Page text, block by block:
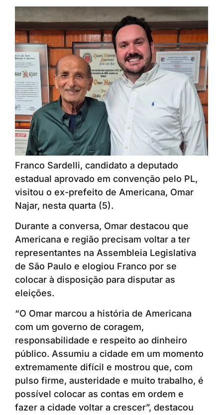
Franco Sardelli, candidato a deputado
estadual aprovado em convenção pelo PL,
visitou o ex-prefeito de Americana, Omar
Najar, nesta quarta (5).
Durante a conversa, Omar destacou que
Americana e região precisam voltar a ter
representantes na Assembleia Legislativa
de São Paulo e elogiou Franco por se
colocar à disposição para disputar as
eleições.
“O Omar marcou a história de Americana
com um governo de coragem,
responsabilidade e respeito ao dinheiro
público. Assumiu a cidade em um momento
extremamente difícil e mostrou que, com
pulso firme, austeridade e muito trabalho, é
possível colocar as contas em ordem e
fazer a cidade voltar a crescer”, destacou